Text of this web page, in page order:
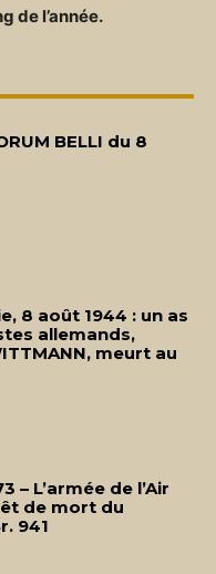
de l’année.
BELLI du 8
8 août 1944 : un as
allemands,
meurt au
– L’armée de l’Air
de mort du
941